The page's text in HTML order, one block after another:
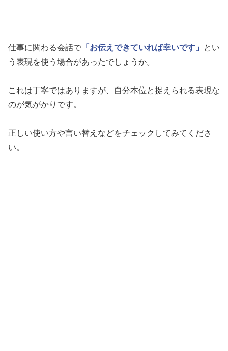
仕事に関わる会話で 「お伝えできていれば幸いです」
とい
う表現を使う場合があったでしょうか。
これは丁寧ではありますが、自分本位と捉えられる表現な
のが気がかりです。
正しい使い方や言い替えなどをチェックしてみてくださ
い。